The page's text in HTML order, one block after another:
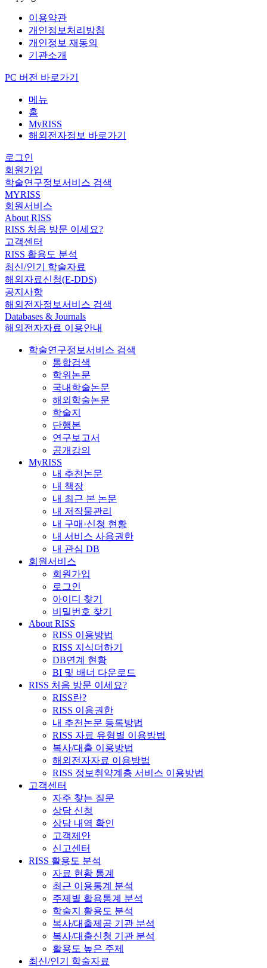
이용약관
개인정보처리방침
개인정보 재동의
기관소개
PC 버전 바로가기
메뉴
홈
MyRISS
해외전자정보 바로가기
로그인
회원가입
학술연구정보서비스 검색
MYRISS
회원서비스
About RISS
RISS 처음 방문 이세요?
고객센터
RISS 활용도 분석
최신/인기 학술자료
해외자료신청(E-DDS)
공지사항
해외전자정보서비스 검색
Databases & Journals
해외전자자료 이용안내
학술연구정보서비스 검색
통합검색
학위논문
국내학술논문
해외학술논문
학술지
단행본
연구보고서
공개강의
MyRISS
내 추천논문
내 책장
내 최근 본 논문
내 저작물관리
내 구매·신청 현황
내 서비스 사용권한
내 관심 DB
회원서비스
회원가입
로그인
아이디 찾기
비밀번호 찾기
About RISS
RISS 이용방법
RISS 지식더하기
DB연계 현황
BI 및 배너 다운로드
RISS 처음 방문 이세요?
RISS란?
RISS 이용권한
내 추천논문 등록방법
RISS 자료 유형별 이용방법
복사/대출 이용방법
해외전자자료 이용방법
RISS 정보취약계층 서비스 이용방법
고객센터
자주 찾는 질문
상담 신청
상담 내역 확인
고객제안
신고센터
RISS 활용도 분석
자료 현황 통계
최근 이용통계 분석
주제별 활용통계 분석
학술지 활용도 분석
복사/대출제공 기관 분석
복사/대출신청 기관 분석
활용도 높은 주제
최신/인기 학술자료